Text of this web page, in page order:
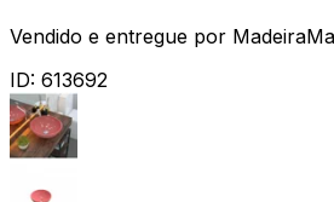
Vendido e entregue por
ID: 613692